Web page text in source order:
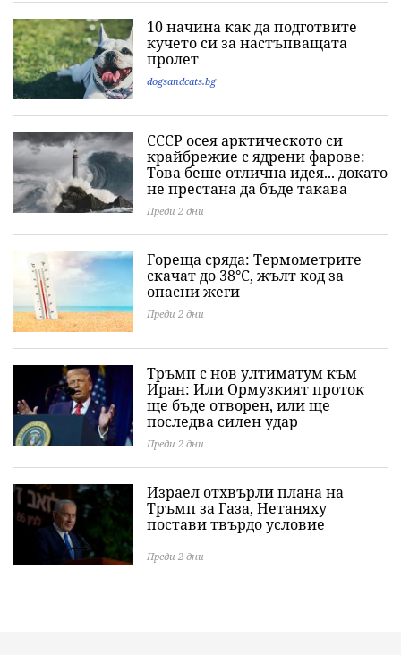
10 начина как да подготвите
кучето си за настъпващата
пролет
dogsandcats.bg
СССР осея арктическото си
крайбрежие с ядрени фарове:
Това беше отлична идея... докато
не престана да бъде такава
Преди 2 дни
Гореща сряда: Термометрите
скачат до 38°C, жълт код за
опасни жеги
Преди 2 дни
Тръмп с нов ултиматум към
Иран: Или Ормузкият проток
ще бъде отворен, или ще
последва силен удар
Преди 2 дни
Израел отхвърли плана на
Тръмп за Газа, Нетаняху
постави твърдо условие
Преди 2 дни